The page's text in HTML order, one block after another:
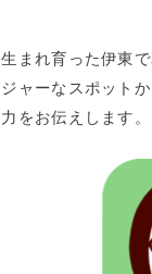
生まれ育った伊東
ジャーなスポット
力をお伝えします。